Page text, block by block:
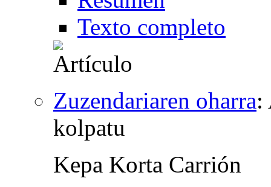
Texto completo
Zuzendariaren oharra:
kolpatu
Kepa Korta Carrión